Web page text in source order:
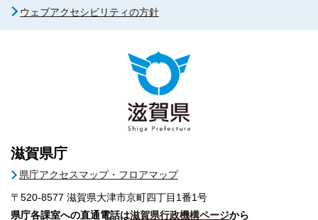
ウェブアクセシビリティの方針
滋賀県庁
県庁アクセスマップ・フロアマップ
〒520-8577 滋賀県大津市京町四丁目1番1号
県庁各課室への直通電話は滋賀県行政機構ページから